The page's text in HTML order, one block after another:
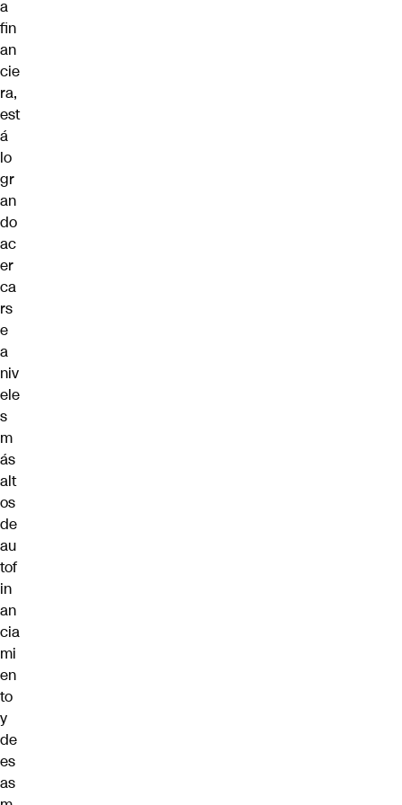
a
fin
an
cie
ra,
est
á
lo
gr
an
do
ac
er
ca
rs
e
a
niv
ele
s
m
ás
alt
os
de
au
tof
in
an
cia
mi
en
to
y
de
es
as